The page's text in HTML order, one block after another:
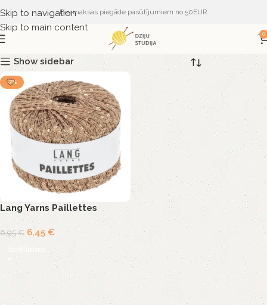
Skip to navigation
Skip to main content
Bezmaksas piegāde pasūtījumiem no 50EUR
0
Show sidebar
-7%
Lang Yarns Paillettes
6,95€ 6,45 €
Izvēlieties